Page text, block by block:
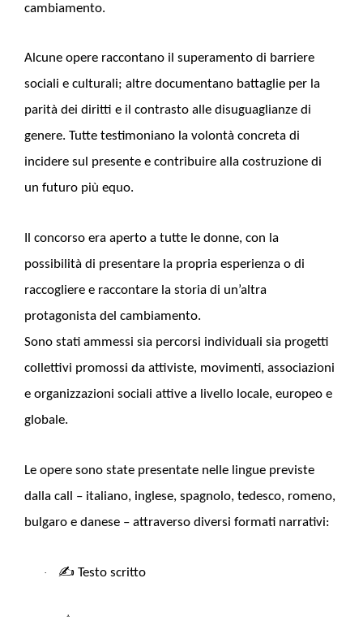
cambiamento.
Alcune opere raccontano il superamento di barriere
sociali e culturali; altre documentano battaglie per la
parità dei diritti e il contrasto alle disuguaglianze di
genere. Tutte testimoniano la volontà concreta di
incidere sul presente e contribuire alla costruzione di
un futuro più equo.
Il concorso era aperto a tutte le donne, con la
possibilità di presentare la propria esperienza o di
raccogliere e raccontare la storia di un’altra
protagonista del cambiamento.
Sono stati ammessi sia percorsi individuali sia progetti
collettivi promossi da attiviste, movimenti, associazioni
e organizzazioni sociali attive a livello locale, europeo e
globale.
Le opere sono state presentate nelle lingue previste
dalla call – italiano, inglese, spagnolo, tedesco, romeno,
bulgaro e danese – attraverso diversi formati narrativi:
· ✍️ Testo scritto